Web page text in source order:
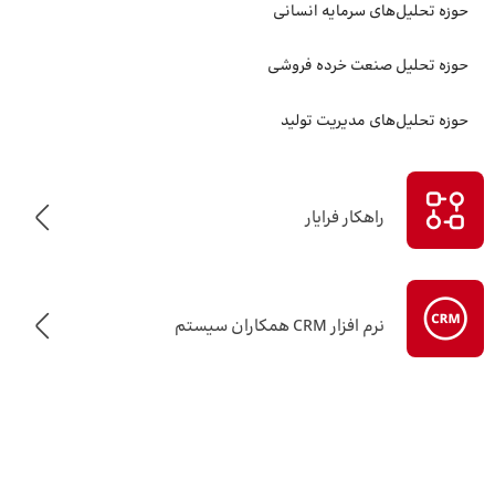
حوزه تحلیل‌های سرمایه انسانی
حوزه تحلیل صنعت خرده‌ فروشی
حوزه تحلیل‌های مدیریت تولید
راهکار فرایار
نرم افزار CRM همکاران سیستم